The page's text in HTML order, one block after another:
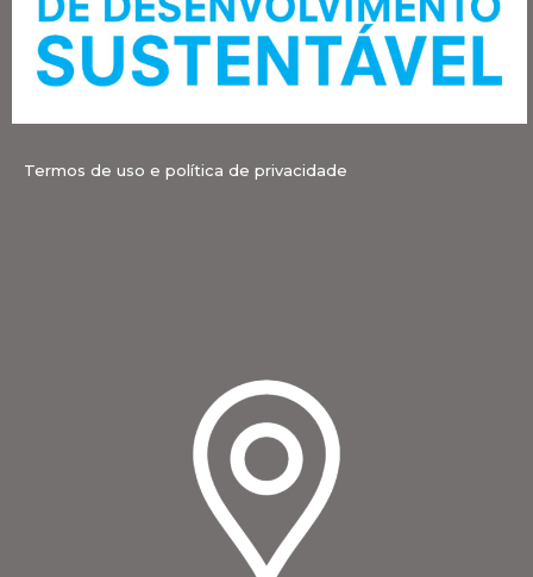
Termos de uso e política de privacidade